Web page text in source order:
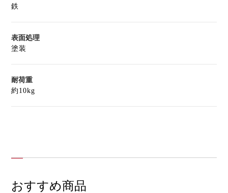
鉄
表面処理
塗装
耐荷重
約10kg
おすすめ商品